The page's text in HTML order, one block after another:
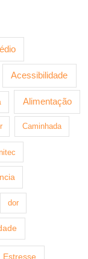
Acessibilidade
Alimentação
Caminhada
dor
Estresse